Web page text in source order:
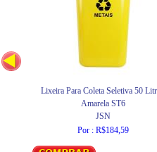
Lixeira Para Coleta Seletiva 50
Amarela ST6
JSN
Por : R$184,59